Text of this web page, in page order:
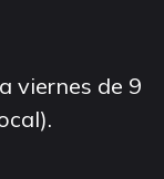
viernes de 9